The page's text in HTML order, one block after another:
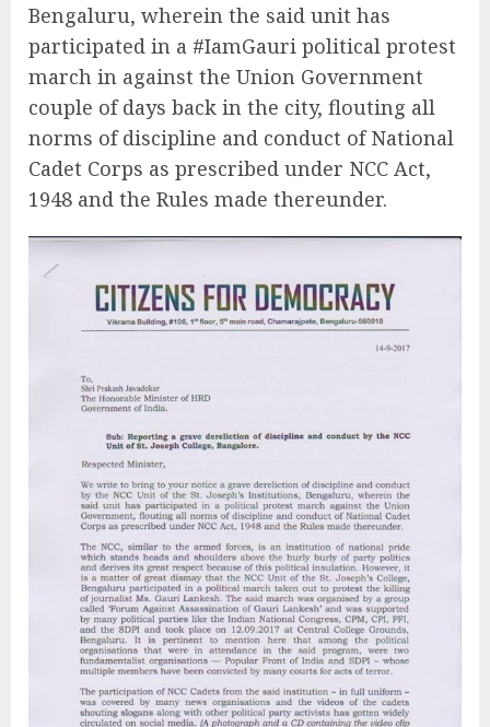
Bengaluru, wherein the said unit has
participated in a #IamGauri political protest
march in against the Union Government
couple of days back in the city, flouting all
norms of discipline and conduct of National
Cadet Corps as prescribed under NCC Act,
1948 and the Rules made thereunder.